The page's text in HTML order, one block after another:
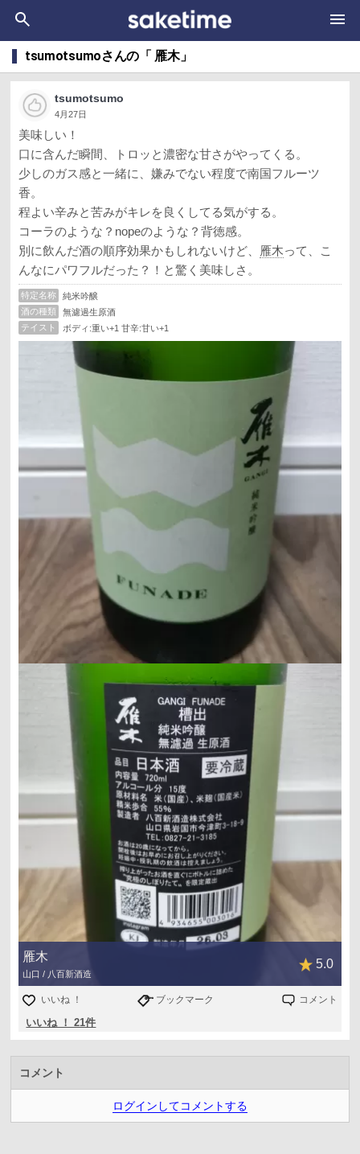
tsumotsumoさんの「 雁木」
tsumotsumo
4月27日
美味しい！
口に含んだ瞬間、トロッと濃密な甘さがやってくる。
少しのガス感と一緒に、嫌みでない程度で南国フルーツ
香。
程よい辛みと苦みがキレを良くしてる気がする。
コーラのような？nopeのような？背徳感。
別に飲んだ酒の順序効果かもしれないけど、 雁木って、こ
んなにパワフルだった？！と驚く美味しさ。
特定名称
純米吟醸
酒の種類
無濾過生原酒
テイスト
ボディ:重い+1 甘辛:甘い+1
雁木
山口 / 八百新酒造
5.0
いいね ！ ブックマーク コメント
いいね ！ 21件
コメント
ログインしてコメントする